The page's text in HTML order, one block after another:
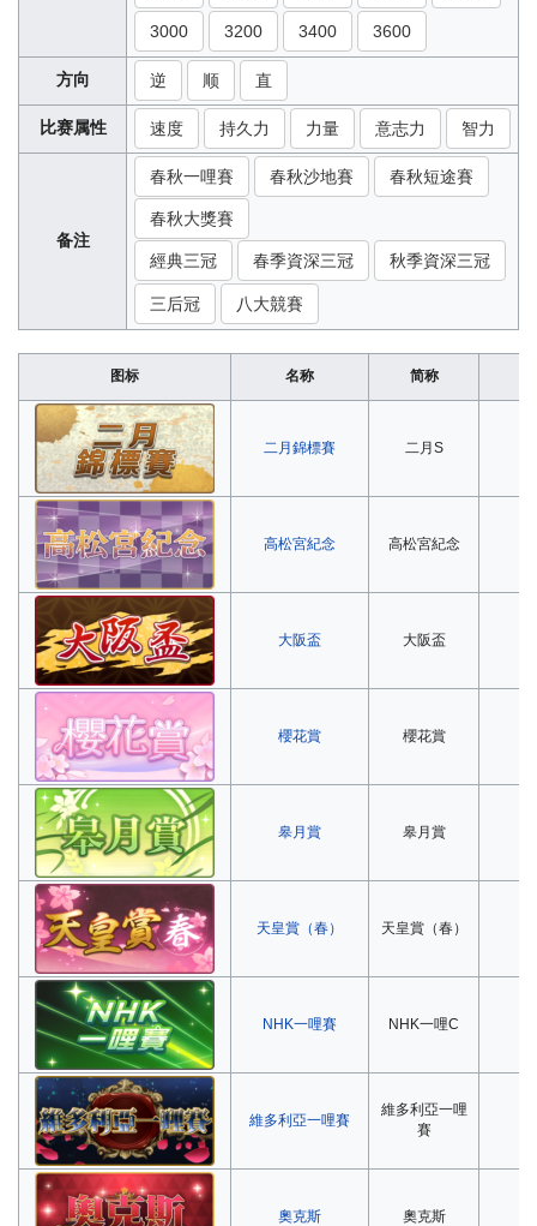
3000 3200 3400 3600
方向 逆 顺 直
比赛属性 速度 持久力 力量 意志力 智力
备注
春秋一哩賽 春秋沙地賽 春秋短途賽
春秋大獎賽
經典三冠 春季資深三冠 秋季資深三冠
三后冠 八大競賽
图标 名称 简称
二月錦標賽 二月S
高松宮紀念 高松宮紀念
大阪盃 大阪盃
櫻花賞 櫻花賞
皋月賞 皋月賞
天皇賞（春） 天皇賞（春）
NHK一哩賽 NHK一哩C
維多利亞一哩賽
維多利亞一哩
賽
奧克斯 奧克斯